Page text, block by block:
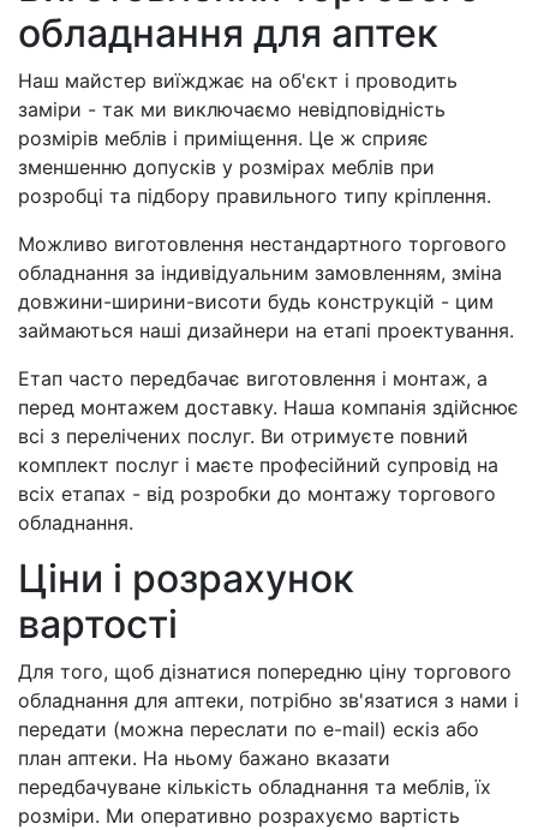
обладнання для аптек
Наш майстер виїжджає на об'єкт і проводить
заміри - так ми виключаємо невідповідність
розмірів меблів і приміщення. Це ж сприяє
зменшенню допусків у розмірах меблів при
розробці та підбору правильного типу кріплення.
Можливо виготовлення нестандартного торгового
обладнання за індивідуальним замовленням, зміна
довжини-ширини-висоти будь конструкцій - цим
займаються наші дизайнери на етапі проектування.
Етап часто передбачає виготовлення і монтаж, а
перед монтажем доставку. Наша компанія здійснює
всі з перелічених послуг. Ви отримуєте повний
комплект послуг і маєте професійний супровід на
всіх етапах - від розробки до монтажу торгового
обладнання.
Ціни і розрахунок
вартості
Для того, щоб дізнатися попередню ціну торгового
обладнання для аптеки, потрібно зв'язатися з нами і
передати (можна переслати по e-mail) ескіз або
план аптеки. На ньому бажано вказати
передбачуване кількість обладнання та меблів, їх
розміри. Ми оперативно розрахуємо вартість